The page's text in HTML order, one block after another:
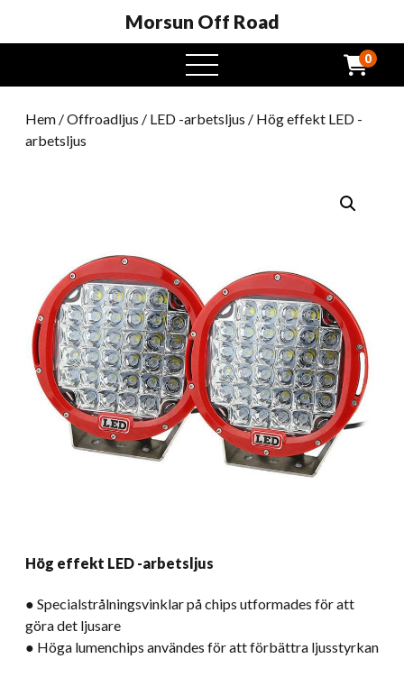
Morsun Off Road
öppna
meny
0
Hem /Offroadljus / LED -arbetsljus / Hög effekt LED -
arbetsljus
Hög effekt LED -arbetsljus
● Specialstrålningsvinklar på chips utformades för att
göra det ljusare
● Höga lumenchips användes för att förbättra ljusstyrkan